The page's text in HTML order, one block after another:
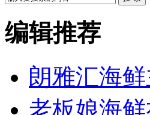
编辑推荐
朗雅汇海
老板娘海